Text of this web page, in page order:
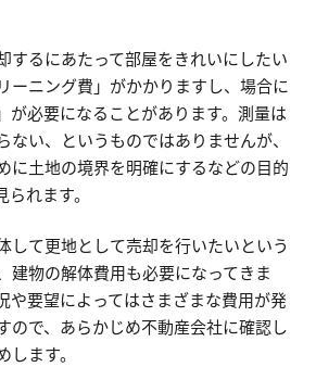
するにあたって部屋をきれいにしたい
ーニング費」がかかりますし、場合に
が必要になることがあります。測量は
ない、というものではありませんが、
に土地の境界を明確にするなどの目的
れます。
して更地として売却を行いたいという
建物の解体費用も必要になってきま
や要望によってはさまざまな費用が発
ので、あらかじめ不動産会社に確認し
ます。